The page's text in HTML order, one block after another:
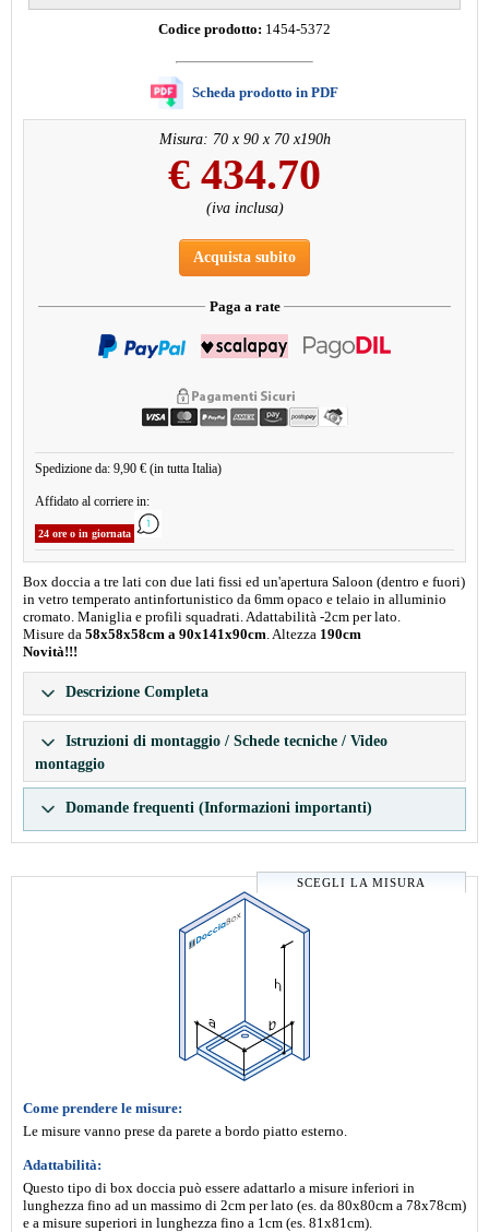
Codice prodotto: 1454-5372
Scheda prodotto in PDF
Misura: 70 x 90 x 70 x190h
€ 434.70
(iva inclusa)
Acquista subito
Paga a rate
Spedizione da: 9,90 € (in tutta Italia)
Affidato al corriere in:
24 ore o in giornata
Box doccia a tre lati con due lati fissi ed un'apertura Saloon (dentro e fuori)
in vetro temperato antinfortunistico da 6mm opaco e telaio in alluminio
cromato. Maniglia e profili squadrati. Adattabilità -2cm per lato.
Misure da 58x58x58cm a 90x141x90cm . Altezza 190cm
Novità!!!
Descrizione Completa
Istruzioni di montaggio / Schede tecniche / Video
montaggio
Domande frequenti (Informazioni importanti)
SCEGLI LA MISURA
Come prendere le misure:
Le misure vanno prese da parete a bordo piatto esterno.
Adattabilità:
Questo tipo di box doccia può essere adattarlo a misure inferiori in
lunghezza fino ad un massimo di 2cm per lato (es. da 80x80cm a 78x78cm)
e a misure superiori in lunghezza fino a 1cm (es. 81x81cm).